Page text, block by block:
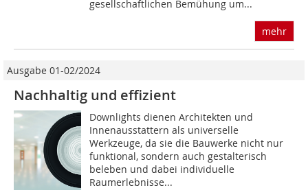
gesellschaftlichen Bemühung um...
mehr
Ausgabe 01-02/2024
Nachhaltig und effizient
Downlights dienen Architekten und
Innenausstattern als universelle
Werkzeuge, da sie die Bauwerke nicht nur
funktional, sondern auch gestalterisch
beleben und dabei individuelle
Raumerlebnisse...